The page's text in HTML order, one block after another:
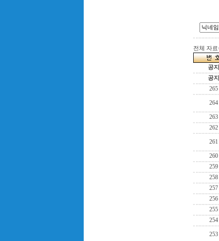
전체 자료
공지
공지
265
264
263
262
261
260
259
258
257
256
255
254
253